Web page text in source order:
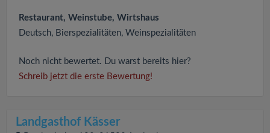
Restaurant, Weinstube, Wirtshaus
Deutsch, Bierspezialitäten, Weinspezialitäten
Noch nicht bewertet. Du warst bereits hier?
Schreib jetzt die erste Bewertung!
Landgasthof Kässer